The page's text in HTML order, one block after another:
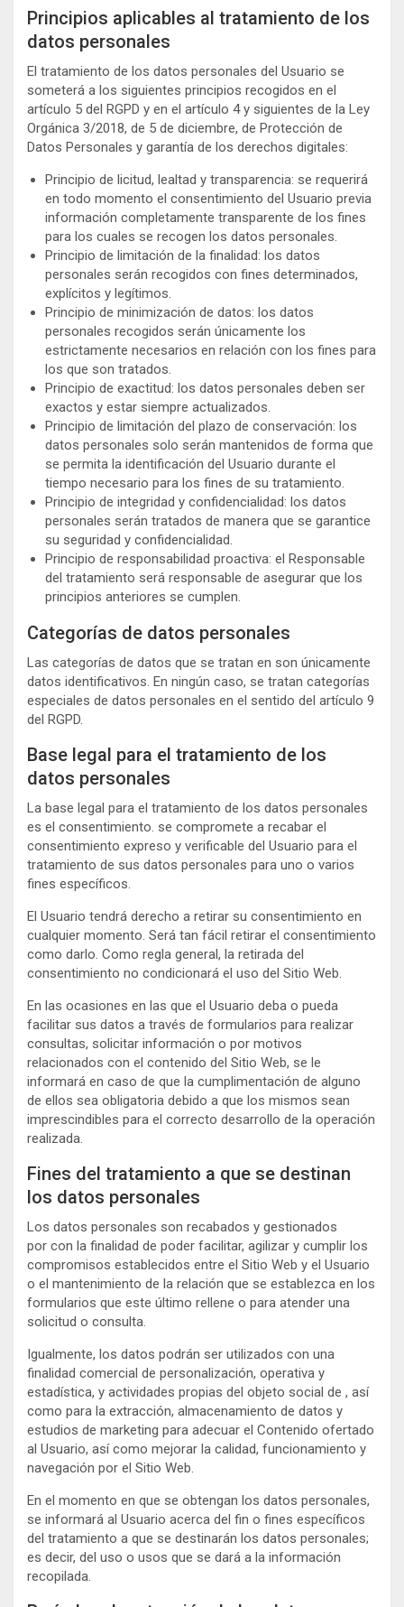
Principios aplicables al tratamiento de los
datos personales
El tratamiento de los datos personales del Usuario se
someterá a los siguientes principios recogidos en el
artículo 5 del RGPD y en el artículo 4 y siguientes de la Ley
Orgánica 3/2018, de 5 de diciembre, de Protección de
Datos Personales y garantía de los derechos digitales:
Principio de licitud, lealtad y transparencia: se requerirá
en todo momento el consentimiento del Usuario previa
información completamente transparente de los fines
para los cuales se recogen los datos personales.
Principio de limitación de la finalidad: los datos
personales serán recogidos con fines determinados,
explícitos y legítimos.
Principio de minimización de datos: los datos
personales recogidos serán únicamente los
estrictamente necesarios en relación con los fines para
los que son tratados.
Principio de exactitud: los datos personales deben ser
exactos y estar siempre actualizados.
Principio de limitación del plazo de conservación: los
datos personales solo serán mantenidos de forma que
se permita la identificación del Usuario durante el
tiempo necesario para los fines de su tratamiento.
Principio de integridad y confidencialidad: los datos
personales serán tratados de manera que se garantice
su seguridad y confidencialidad.
Principio de responsabilidad proactiva: el Responsable
del tratamiento será responsable de asegurar que los
principios anteriores se cumplen.
Categorías de datos personales
Las categorías de datos que se tratan en son únicamente
datos identificativos. En ningún caso, se tratan categorías
especiales de datos personales en el sentido del artículo 9
del RGPD.
Base legal para el tratamiento de los
datos personales
La base legal para el tratamiento de los datos personales
es el consentimiento. se compromete a recabar el
consentimiento expreso y verificable del Usuario para el
tratamiento de sus datos personales para uno o varios
fines específicos.
El Usuario tendrá derecho a retirar su consentimiento en
cualquier momento. Será tan fácil retirar el consentimiento
como darlo. Como regla general, la retirada del
consentimiento no condicionará el uso del Sitio Web.
En las ocasiones en las que el Usuario deba o pueda
facilitar sus datos a través de formularios para realizar
consultas, solicitar información o por motivos
relacionados con el contenido del Sitio Web, se le
informará en caso de que la cumplimentación de alguno
de ellos sea obligatoria debido a que los mismos sean
imprescindibles para el correcto desarrollo de la operación
realizada.
Fines del tratamiento a que se destinan
los datos personales
Los datos personales son recabados y gestionados
por con la finalidad de poder facilitar, agilizar y cumplir los
compromisos establecidos entre el Sitio Web y el Usuario
o el mantenimiento de la relación que se establezca en los
formularios que este último rellene o para atender una
solicitud o consulta.
Igualmente, los datos podrán ser utilizados con una
finalidad comercial de personalización, operativa y
estadística, y actividades propias del objeto social de , así
como para la extracción, almacenamiento de datos y
estudios de marketing para adecuar el Contenido ofertado
al Usuario, así como mejorar la calidad, funcionamiento y
navegación por el Sitio Web.
En el momento en que se obtengan los datos personales,
se informará al Usuario acerca del fin o fines específicos
del tratamiento a que se destinarán los datos personales;
es decir, del uso o usos que se dará a la información
recopilada.